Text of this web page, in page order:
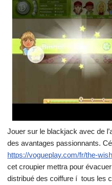
Jouer sur le blackjack avec de
des avantages passionnants.
https://vogueplay.com/fr/the-
cet croupier mettra pour
distribué des coiffure í tous les